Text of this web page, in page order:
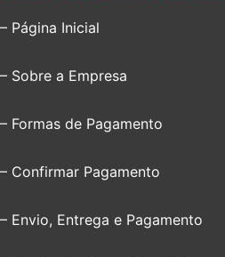
– Página Inicial
– Sobre a Empresa
– Formas de Pagamento
– Confirmar Pagamento
– Envio, Entrega e Pagamento